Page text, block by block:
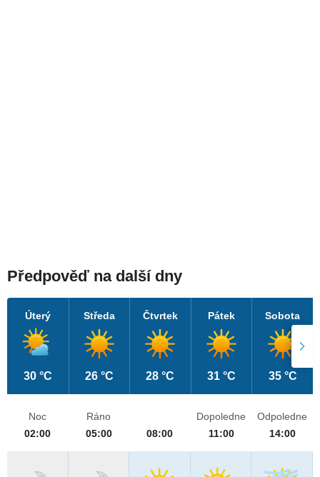
Předpověď na další dny
Úterý
30 °C
Středa
26 °C
Čtvrtek
28 °C
Pátek
31 °C
Sobota
35 °C
Noc
02:00
Ráno
05:00
08:00
Dopoledne
11:00
Odpoledne
14:00